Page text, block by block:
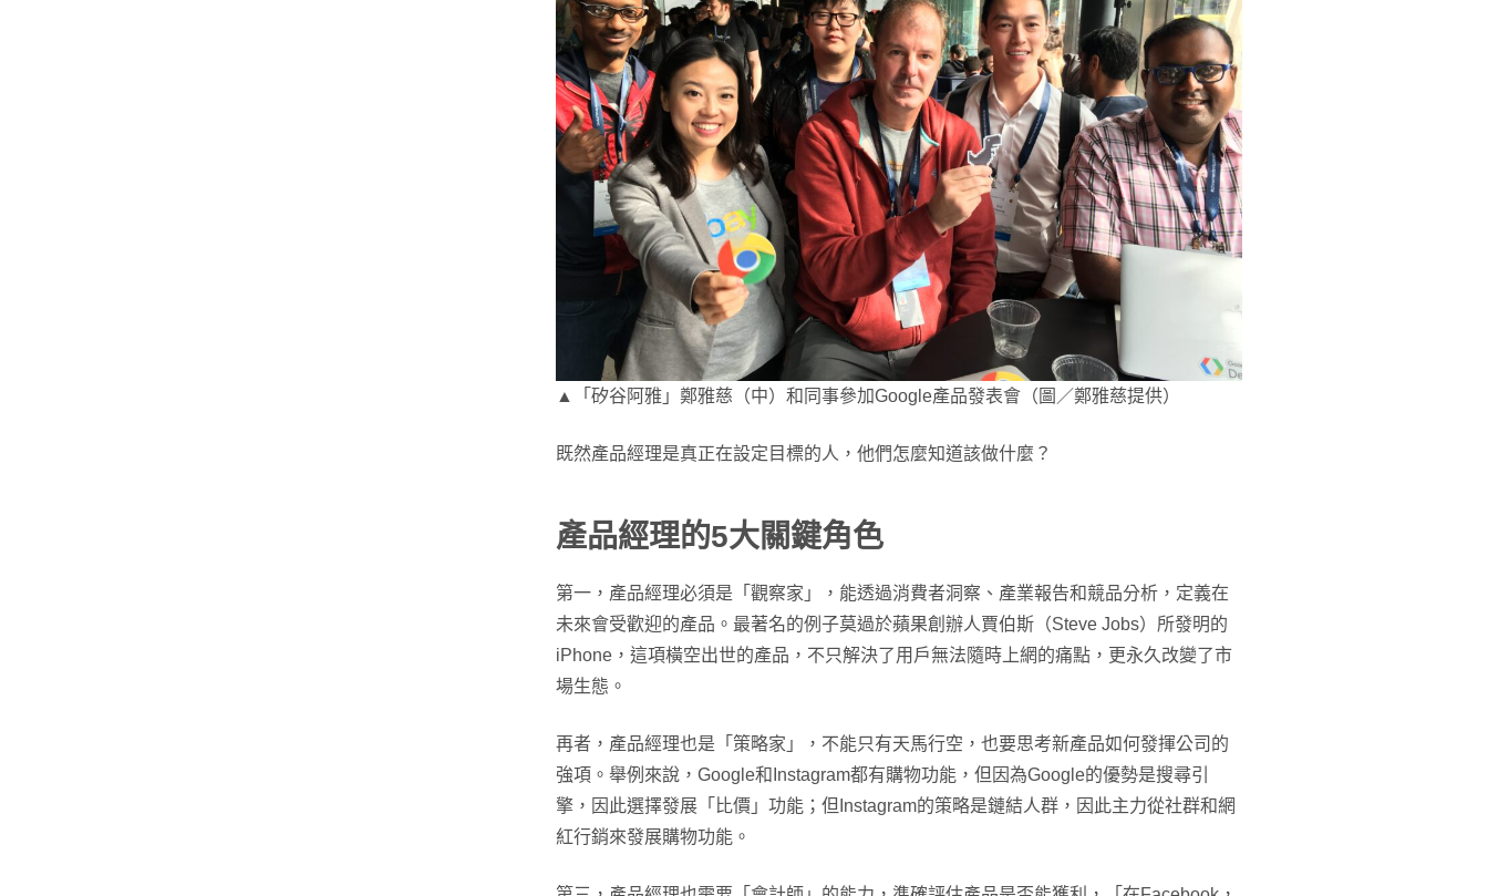
▲「矽谷阿雅」鄭雅慈（中）和同事參加Google產品發表會（圖／鄭雅慈提供）
既然產品經理是真正在設定目標的人，他們怎麼知道該做什麼？
產品經理的5大關鍵角色
第一，產品經理必須是「觀察家」，能透過消費者洞察、產業報告和競品分析，定義在
未來會受歡迎的產品。最著名的例子莫過於蘋果創辦人賈伯斯（Steve Jobs）所發明的
iPhone，這項橫空出世的產品，不只解決了用戶無法隨時上網的痛點，更永久改變了市
場生態。
再者，產品經理也是「策略家」，不能只有天馬行空，也要思考新產品如何發揮公司的
強項。舉例來說，Google和Instagram都有購物功能，但因為Google的優勢是搜尋引
擎，因此選擇發展「比價」功能；但Instagram的策略是鏈結人群，因此主力從社群和網
紅行銷來發展購物功能。